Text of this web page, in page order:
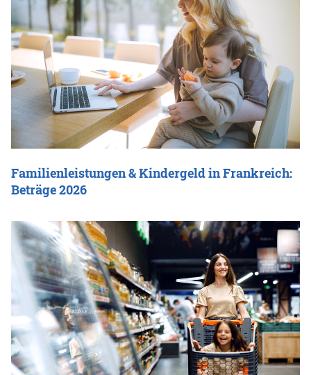
Familienleistungen & Kindergeld in Frankreich:
Beträge 2026